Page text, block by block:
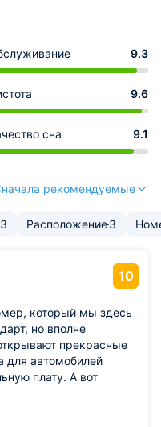
9.3
9.6
сна 9.1
рекомендуемые
3 Расположение3
10
который мы здесь
но вполне
прекрасные
для автомобилей
плату. А вот
но он качественный и